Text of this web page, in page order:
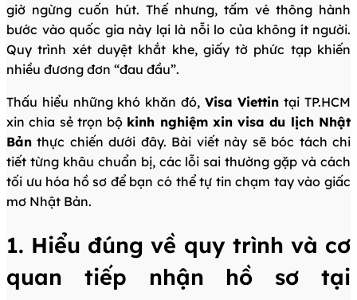
giờ ngừng cuốn hút. Thế nhưng, tấm vé thông hành
bước vào quốc gia này lại là nỗi lo của không ít người.
Quy trình xét duyệt khắt khe, giấy tờ phức tạp khiến
nhiều đương đơn “đau đầu”.
Thấu hiểu những khó khăn đó, Visa Viettin tại TP.HCM
xin chia sẻ trọn bộ kinh nghiệm xin visa du lịch Nhật
Bản thực chiến dưới đây. Bài viết này sẽ bóc tách chi
tiết từng khâu chuẩn bị, các lỗi sai thường gặp và cách
tối ưu hóa hồ sơ để bạn có thể tự tin chạm tay vào giấc
mơ Nhật Bản.
1. Hiểu đúng về quy trình và cơ
quan tiếp nhận hồ sơ tại